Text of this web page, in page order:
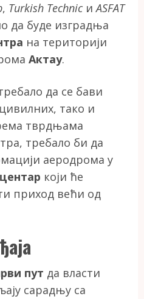
, Turkish Technic иASFAT
да буде изградња
на територији
Актау.
да се бави
тако и
тврдњама
требало би да
аеродрома у
који ће
приход већи од
пут да власти
сарадњу са